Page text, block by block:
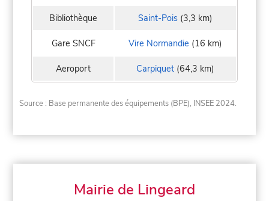
Bibliothèque Saint-Pois (3,3 km)
Gare SNCF Vire Normandie (16 km)
Aeroport Carpiquet (64,3 km)
Source : Base permanente des équipements (BPE), INSEE 2024.
Mairie de Lingeard